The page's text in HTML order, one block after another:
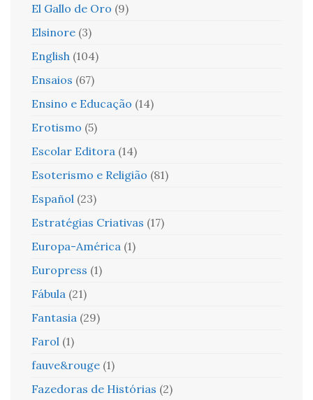
El Gallo de Oro (9)
Elsinore (3)
English (104)
Ensaios (67)
Ensino e Educação (14)
Erotismo (5)
Escolar Editora (14)
Esoterismo e Religião (81)
Español (23)
Estratégias Criativas (17)
Europa-América (1)
Europress (1)
Fábula (21)
Fantasia (29)
Farol (1)
fauve&rouge (1)
Fazedoras de Histórias (2)